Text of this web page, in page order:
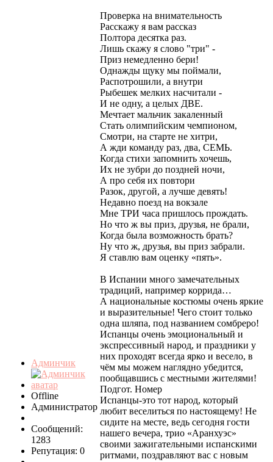
Админчик
Offline
Администратор
Сообщений:
1283
Репутация: 0
Проверка на внимательность
Расскажу я вам рассказ
Полтора десятка раз.
Лишь скажу я слово "три" -
Приз немедленно бери!
Однажды щуку мы поймали,
Распотрошили, а внутри
Рыбешек мелких насчитали -
И не одну, а целых ДВЕ.
Мечтает мальчик закаленный
Стать олимпийским чемпионом,
Смотри, на старте не хитри,
А жди команду раз, два, СЕМЬ.
Когда стихи запомнить хочешь,
Их не зубри до поздней ночи,
А про себя их повтори
Разок, другой, а лучше девять!
Недавно поезд на вокзале
Мне ТРИ часа пришлось прождать.
Но что ж вы приз, друзья, не брали,
Когда была возможность брать?
Ну что ж, друзья, вы приз забрали.
Я ставлю вам оценку «пять».
В Испании много замечательных
традиций, например коррида…
А национальные костюмы очень яркие
и выразительные! Чего стоит только
одна шляпа, под названием сомбреро!
Испанцы очень эмоциональный и
экспрессивный народ, и праздники у
них проходят всегда ярко и весело, в
чём мы можем наглядно убедится,
пообщавшись с местными жителями!
Подгот. Номер
Испанцы-это тот народ, который
любит веселиться по настоящему! Не
сидите на месте, ведь сегодня гости
нашего вечера, трио «Аранхуэс»
своими зажигательными испанскими
ритмами, поздравляют вас с новым